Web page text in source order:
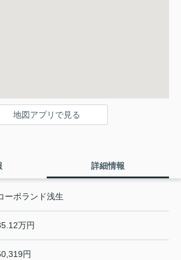
地図アプリで見る
詳細情報
ーポランド浅生
万円
円